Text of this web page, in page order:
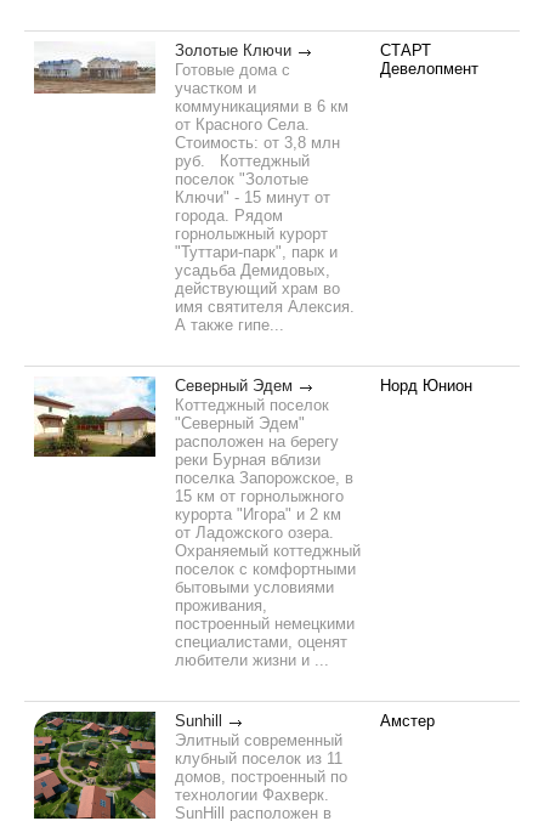
Золотые Ключи
Готовые дома с
участком и
коммуникациями в 6 км
от Красного Села.
Стоимость: от 3,8 млн
руб. Коттеджный
поселок "Золотые
Ключи" - 15 минут от
города. Рядом
горнолыжный курорт
"Туттари-парк", парк и
усадьба Демидовых,
действующий храм во
имя святителя Алексия.
А также гипе...
СТАРТ
Девелопмент
Северный Эдем
Коттеджный поселок
"Северный Эдем"
расположен на берегу
реки Бурная вблизи
поселка Запорожское, в
15 км от горнолыжного
курорта "Игора" и 2 км
от Ладожского озера.
Охраняемый коттеджный
поселок с комфортными
бытовыми условиями
проживания,
построенный немецкими
специалистами, оценят
любители жизни и ...
Норд Юнион
Sunhill
Элитный современный
клубный поселок из 11
домов, построенный по
технологии Фахверк.
SunHill расположен в
Амстер